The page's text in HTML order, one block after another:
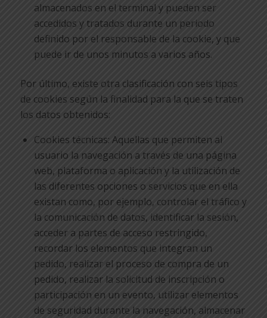
almacenados en el terminal y pueden ser
accedidos y tratados durante un periodo
definido por el responsable de la cookie, y que
puede ir de unos minutos a varios años.
Por último, existe otra clasificación con seis tipos
de cookies según la finalidad para la que se traten
los datos obtenidos:
Cookies técnicas: Aquellas que permiten al
usuario la navegación a través de una página
web, plataforma o aplicación y la utilización de
las diferentes opciones o servicios que en ella
existan como, por ejemplo, controlar el tráfico y
la comunicación de datos, identificar la sesión,
acceder a partes de acceso restringido,
recordar los elementos que integran un
pedido, realizar el proceso de compra de un
pedido, realizar la solicitud de inscripción o
participación en un evento, utilizar elementos
de seguridad durante la navegación, almacenar